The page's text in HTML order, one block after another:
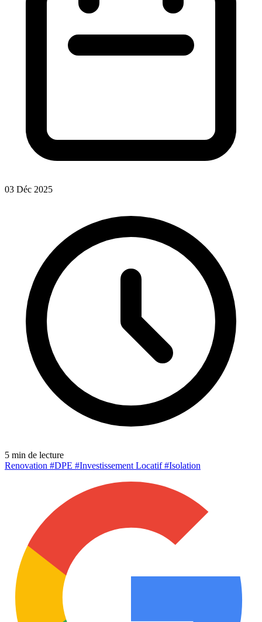
03 Déc 2025
5 min de lecture
Renovation #DPE #Investissement Locatif#Isolation